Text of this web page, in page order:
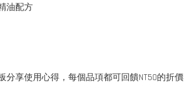
油配方
享使用心得，每個品項都可回饋NT50的折